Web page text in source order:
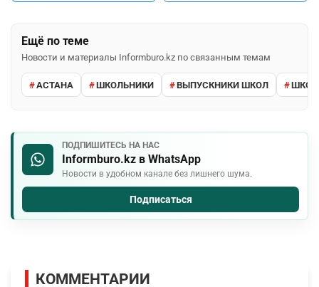
Ещё по теме
Новости и материалы Informburo.kz по связанным темам
АСТАНА ШКОЛЬНИКИ ВЫПУСКНИКИ ШКОЛ
ПОДПИШИТЕСЬ НА НАС
Informburo.kz в WhatsApp
Новости в удобном канале без лишнего шума.
Подписаться
КОММЕНТАРИИ